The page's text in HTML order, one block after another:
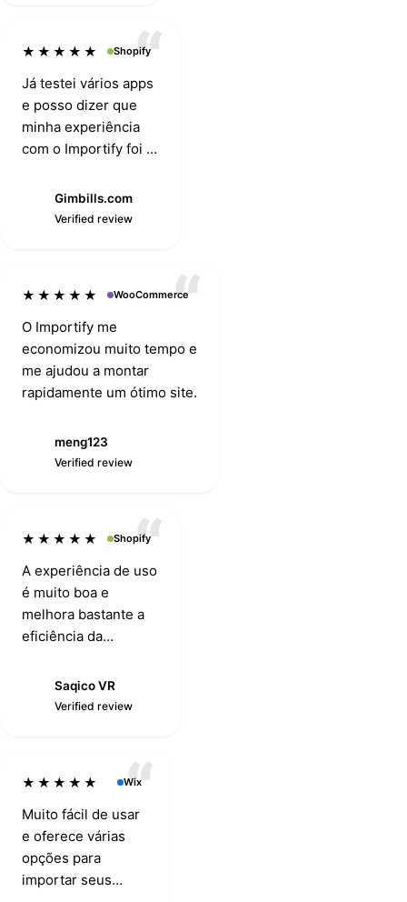
★★★★★ Shopify
Já testei vários apps
e posso dizer que
minha experiência
com o Importify foi a
Vale destacar o
suporte deles e a
resolver qualquer
problema. Obrigado.
Gimbills.com
Verified review
★★★★★ WooCommerce
O Importify me
economizou muito tempo e
me ajudou a montar
rapidamente um ótimo site.
meng123
Verified review
★★★★★ Shopify
A experiência de uso
é muito boa e
melhora bastante a
eficiência da
produtos entre
diferentes
também é muito ágil
e cuidadoso.
Saqico VR
Verified review
★★★★★ Wix
Muito fácil de usar
e oferece várias
opções para
importar seus